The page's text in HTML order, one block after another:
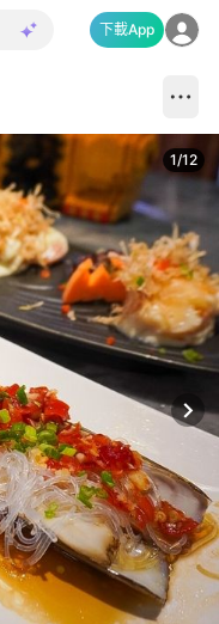
下載App
1/12